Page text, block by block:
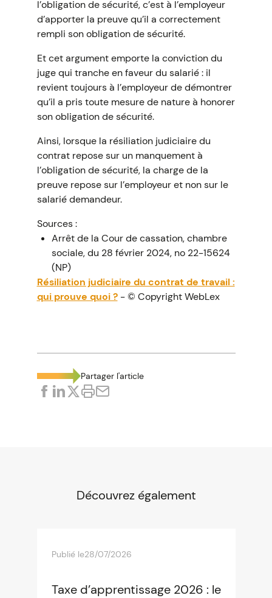
l’obligation de sécurité, c’est à l’employeur
d’apporter la preuve qu’il a correctement
rempli son obligation de sécurité.
Et cet argument emporte la conviction du
juge qui tranche en faveur du salarié : il
revient toujours à l’employeur de démontrer
qu’il a pris toute mesure de nature à honorer
son obligation de sécurité.
Ainsi, lorsque la résiliation judiciaire du
contrat repose sur un manquement à
l’obligation de sécurité, la charge de la
preuve repose sur l’employeur et non sur le
salarié demandeur.
Sources :
Arrêt de la Cour de cassation, chambre
sociale, du 28 février 2024, no 22-15624
(NP)
Résiliation judiciaire du contrat de travail :
qui prouve quoi ?- © Copyright WebLex
Partager l'article
Découvrez également
Publié le28/07/2026
Taxe d’apprentissage 2026 : le